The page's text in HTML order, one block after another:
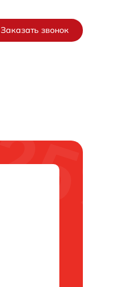
Заказать звонок